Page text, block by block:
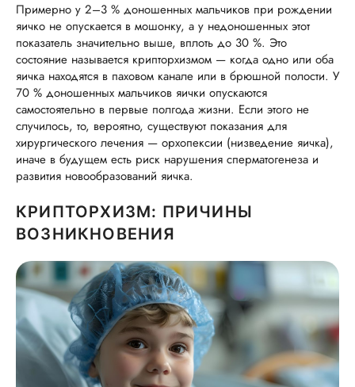
Примерно у 2–3 % доношенных мальчиков при рождении
яичко не опускается в мошонку, а у недоношенных этот
показатель значительно выше, вплоть до 30 %. Это
состояние называется крипторхизмом — когда одно или оба
яичка находятся в паховом канале или в брюшной полости. У
70 % доношенных мальчиков яички опускаются
самостоятельно в первые полгода жизни. Если этого не
случилось, то, вероятно, существуют показания для
хирургического лечения — орхопексии (низведение яичка),
иначе в будущем есть риск нарушения сперматогенеза и
развития новообразований яичка.
КРИПТОРХИЗМ: ПРИЧИНЫ
ВОЗНИКНОВЕНИЯ